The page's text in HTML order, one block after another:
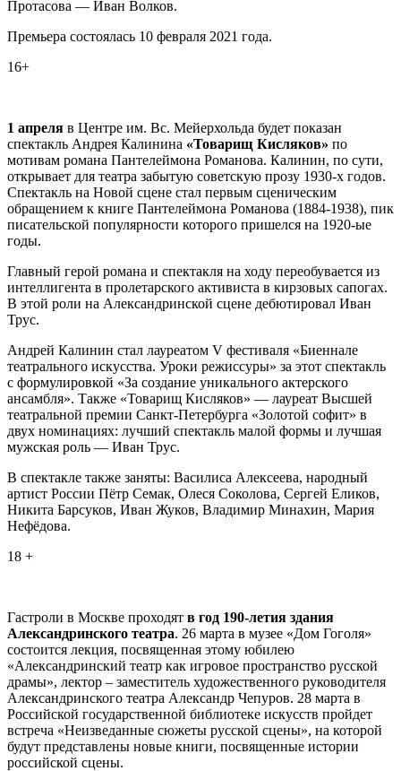
Протасова — Иван Волков.
Премьера состоялась 10 февраля 2021 года.
16+
1 апреля в Центре им. Вс. Мейерхольда будет показан
спектакль Андрея Калинина «Товарищ Кисляков» по
мотивам романа Пантелеймона Романова. Калинин, по сути,
открывает для театра забытую советскую прозу 1930-х годов.
Спектакль на Новой сцене стал первым сценическим
обращением к книге Пантелеймона Романова (1884-1938), пик
писательской популярности которого пришелся на 1920-ые
годы.
Главный герой романа и спектакля на ходу переобувается из
интеллигента в пролетарского активиста в кирзовых сапогах.
В этой роли на Александринской сцене дебютировал Иван
Трус.
Андрей Калинин стал лауреатом V фестиваля «Биеннале
театрального искусства. Уроки режиссуры» за этот спектакль
с формулировкой «За создание уникального актерского
ансамбля». Также «Товарищ Кисляков» — лауреат Высшей
театральной премии Санкт-Петербурга «Золотой софит» в
двух номинациях: лучший спектакль малой формы и лучшая
мужская роль — Иван Трус.
В спектакле также заняты: Василиса Алексеева, народный
артист России Пётр Семак, Олеся Соколова, Сергей Еликов,
Никита Барсуков, Иван Жуков, Владимир Минахин, Мария
Нефёдова.
18 +
Гастроли в Москве проходят в год 190-летия здания
Александринского театра. 26 марта в музее «Дом Гоголя»
состоится лекция, посвященная этому юбилею
«Александринский театр как игровое пространство русской
драмы», лектор – заместитель художественного руководителя
Александринского театра Александр Чепуров. 28 марта в
Российской государственной библиотеке искусств пройдет
встреча «Неизведанные сюжеты русской сцены», на которой
будут представлены новые книги, посвященные истории
российской сцены.